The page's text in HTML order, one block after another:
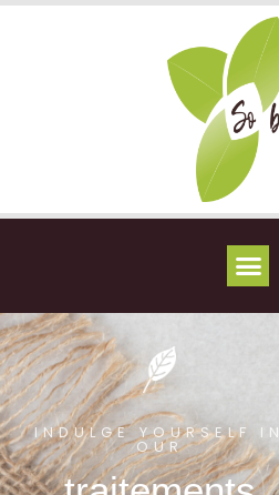
INDULGE YOURSELF IN
OUR